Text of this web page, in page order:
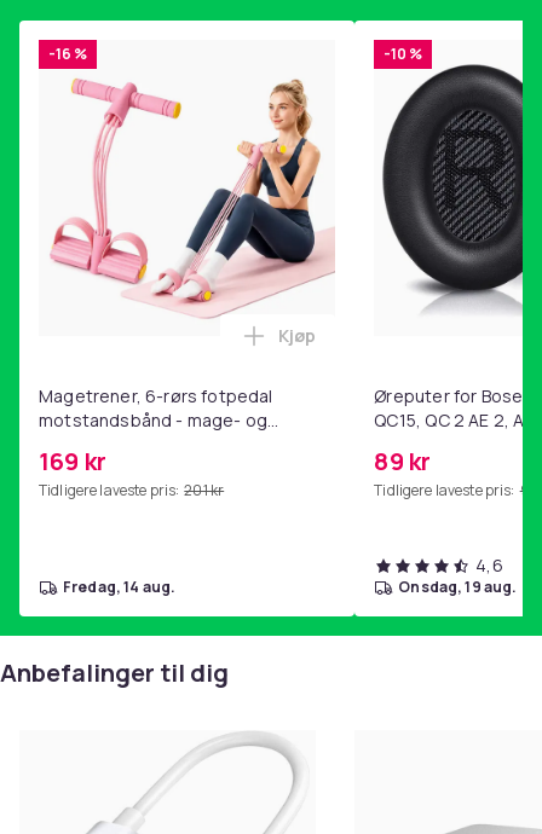
-16 %
Magetrener, 6-rørs fotpedal
motstandsbånd - mage- og
hjemmegymnastikk Pink
169 kr
Tidligere laveste pris: 201 kr
Legg Magetrener, 6-rørs
Kjøp
fredag, 14 aug.
-10 %
Øreputer for Bose
QC15, QC 2 AE 2, AE
89 kr
Tidligere laveste pris: 99
4,6
onsdag, 19 aug.
Anbefalinger til dig